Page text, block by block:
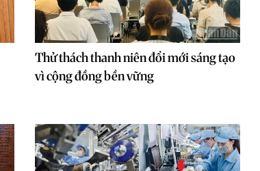
Thử thách thanh niên đổi mới sáng tạo
vì cộng đồng bền vững